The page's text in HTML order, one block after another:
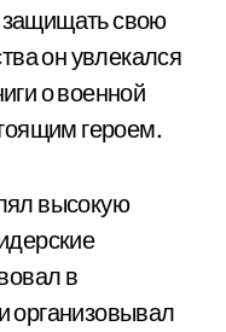
свою
он увлекался
о военной
героем.
высокую
в
организовывал